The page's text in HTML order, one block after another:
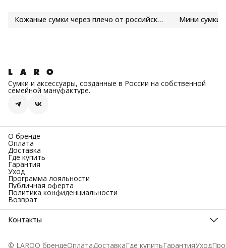
Кожаные сумки через плечо от российского бренда LARO
Сумки и аксессуары, созданные в России на собственной
семейной мануфактуре.
О бренде
Оплата
Доставка
Где купить
Гарантия
Уход
Программа лояльности
Публичная оферта
Политика конфиденциальности
Возврат
Контакты
Эл. почта
© LAROО брендеОплатаДоставкаГде купитьГарантияУход